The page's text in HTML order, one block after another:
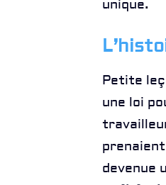
unique.
Petite
une loi
devenue